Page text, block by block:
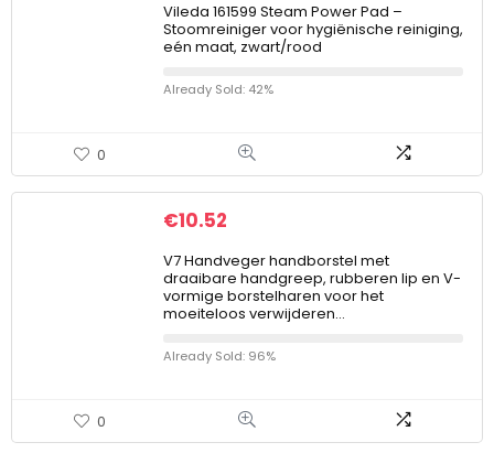
Vileda 161599 Steam Power Pad –
Stoomreiniger voor hygiënische reiniging,
eén maat, zwart/rood
Already Sold: 42%
0
€10.52
V7 Handveger handborstel met
draaibare handgreep, rubberen lip en V-
vormige borstelharen voor het
moeiteloos verwijderen…
Already Sold: 96%
0